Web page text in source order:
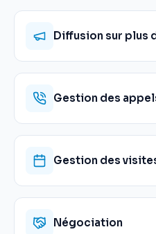
Diffusion sur plus
Gestion des
Gestion des
Négociation